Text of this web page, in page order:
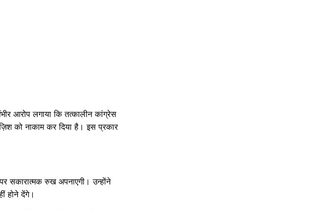
आरोप लगाया कि तत्कालीन कांग्रेस
को नाकाम कर दिया है। इस प्रकार
सकारात्मक रुख अपनाएगी। उन्होंने
होने देंगे।